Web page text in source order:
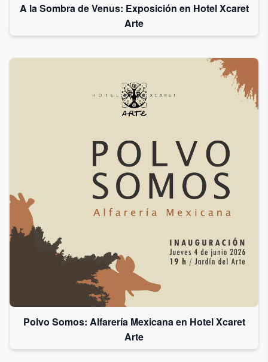
A la Sombra de Venus: Exposición en Hotel Xcaret
Arte
Polvo Somos: Alfarería Mexicana en Hotel Xcaret
Arte